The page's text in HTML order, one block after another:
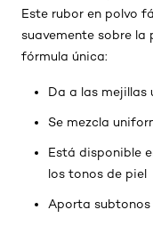
Este rubor en polvo
suavemente sobre la
fórmula única:
Da a las mejillas
Se mezcla
Está disponible
los tonos de piel
Aporta